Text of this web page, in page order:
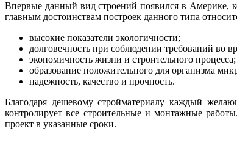
Впервые данный вид строений появился в Америке,
главным достоинствам построек данного типа
высокие показатели экологичности;
долговечность при соблюдении требований во
экономичность жизни и строительного процесса;
образование положительного для организма
надежность, качество и прочность.
Благодаря дешевому стройматериалу каждый
контролирует все строительные и монтажные
проект в указанные сроки.